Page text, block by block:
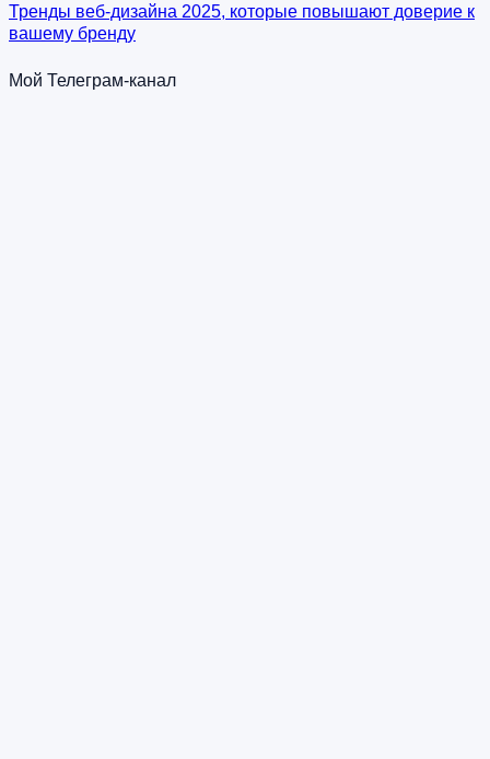
Тренды веб-дизайна 2025, которые повышают доверие к
вашему бренду
Мой Телеграм-канал